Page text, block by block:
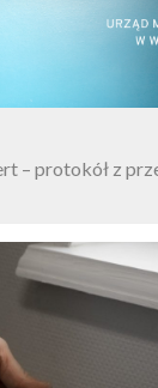
– protokół z